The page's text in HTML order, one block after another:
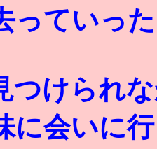
っていっ
つけられ
に会いに